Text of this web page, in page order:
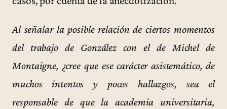
Al señalar la posible relación de ciertos momentos
del trabajo de González con el de Michel de
Montaigne, ¿cree que ese carácter asistemático, de
muchos intentos y pocos hallazgos, sea el
responsable de que la academia universitaria,